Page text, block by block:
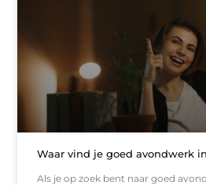
Waar vind je goed avondwerk
Als je op zoek bent naar goed